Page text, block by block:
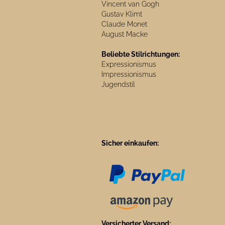
Vincent van Gogh
Gustav Klimt
Claude Monet
August Macke
Beliebte Stilrichtungen:
Expressionismus
Impressionismus
Jugendstil
Sicher einkaufen: